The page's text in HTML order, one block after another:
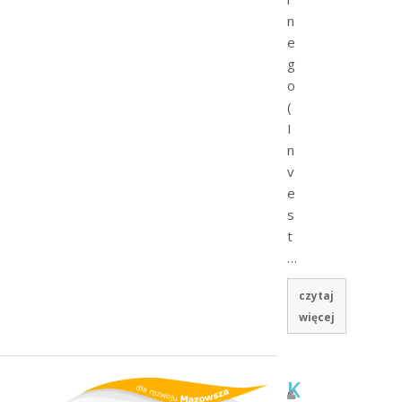
n
e
g
o
(
I
n
v
e
s
t
…
czytaj
więcej
K
„